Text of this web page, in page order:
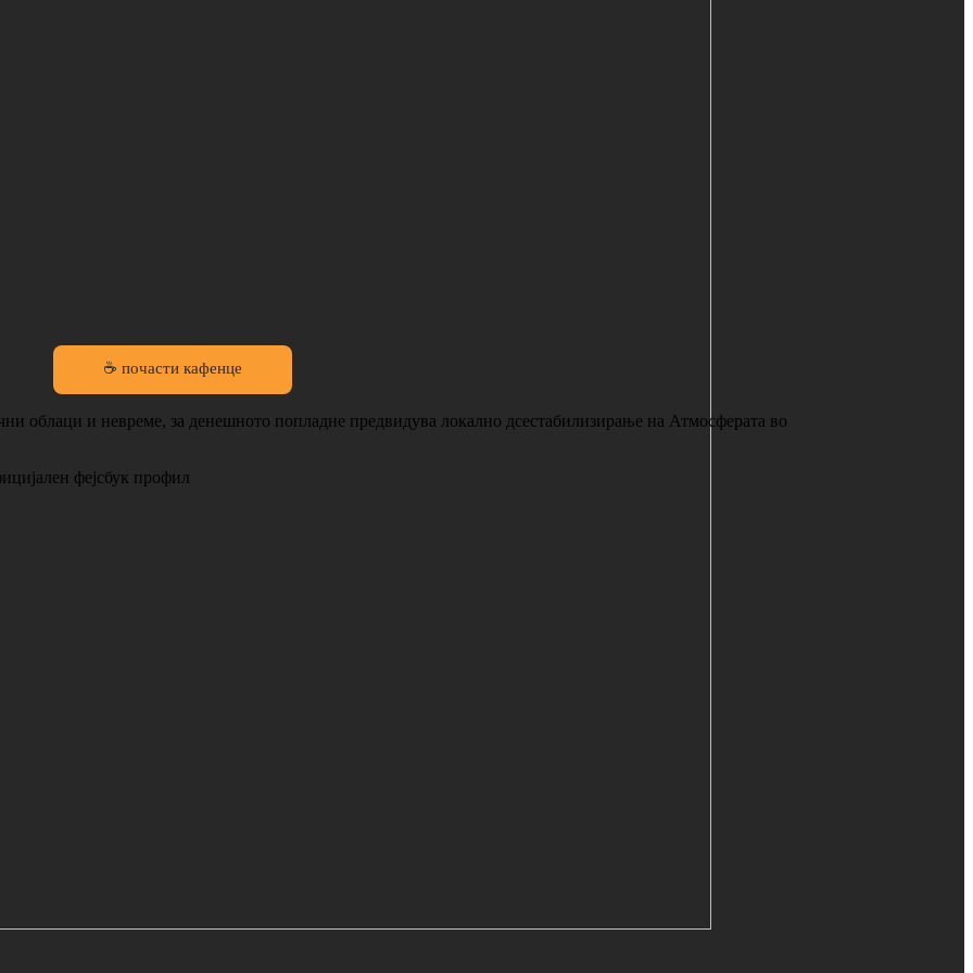
☕ почасти кафенце
облаци и невреме, за денешното попладне предвидува локално дсестабилизирање на Атмосферата во
фејсбук профил